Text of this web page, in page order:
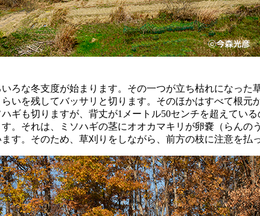
ろな冬支度が始まります。その一つが立ち枯れになっ
いを残してバッサリと切ります。そのほかはすべて根元
ギも切りますが、背丈が1メートル50センチを超えてい
。それは、ミソハギの茎にオオカマキリが卵嚢（らん
す。そのため、草刈りをしながら、前方の枝に注意を払